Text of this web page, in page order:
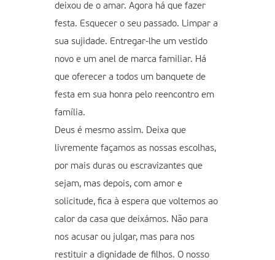
deixou de o amar. Agora há que fazer
festa. Esquecer o seu passado. Limpar a
sua sujidade. Entregar-lhe um vestido
novo e um anel de marca familiar. Há
que oferecer a todos um banquete de
festa em sua honra pelo reencontro em
família.
Deus é mesmo assim. Deixa que
livremente façamos as nossas escolhas,
por mais duras ou escravizantes que
sejam, mas depois, com amor e
solicitude, fica à espera que voltemos ao
calor da casa que deixámos. Não para
nos acusar ou julgar, mas para nos
restituir a dignidade de filhos. O nosso